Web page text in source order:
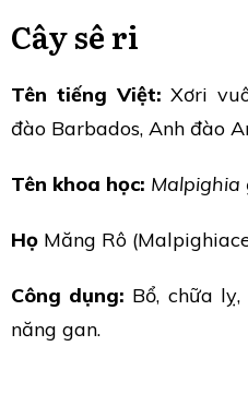
Cây sê ri
Tên tiếng Việt: Xơri
đào Barbados, Anh đào
Tên khoa học: Malpighia
Họ Măng Rô
Công dụng: Bổ, chữa
năng gan.